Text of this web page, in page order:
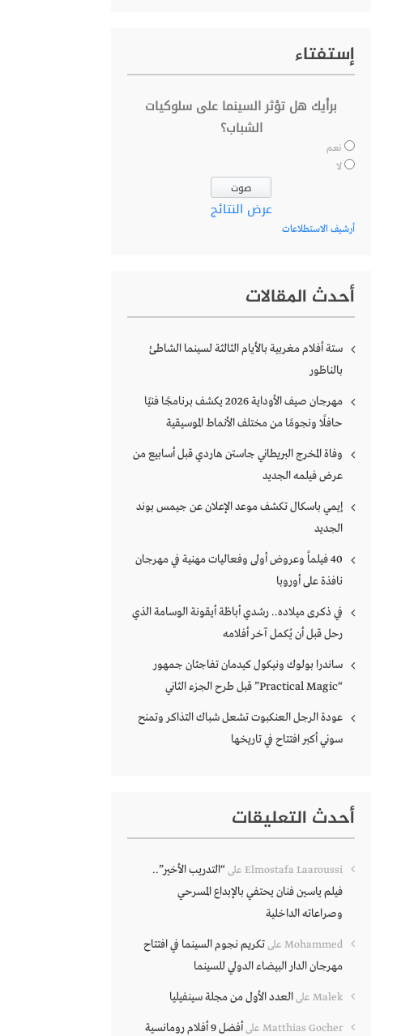
إستفتاء
برأيك هل تؤثر السينما على سلوكيات
الشباب؟
نعم
لا
عرض النتائج
أرشيف الاستطلاعات
أحدث المقالات
ستة أفلام مغربية بالأيام الثالثة لسينما الشاطئ
بالناظور
مهرجان صيف الأوداية 2026 يكشف برنامجًا فنيًا
حافلًا ونجومًا من مختلف الأنماط الموسيقية
وفاة المخرج البريطاني جاستن هاردي قبل أسابيع من
عرض فيلمه الجديد
إيمي باسكال تكشف موعد الإعلان عن جيمس بوند
الجديد
40 فيلماً وعروض أولى وفعاليات مهنية في مهرجان
نافذة على أوروبا
في ذكرى ميلاده.. رشدي أباظة أيقونة الوسامة الذي
رحل قبل أن يُكمل آخر أفلامه
ساندرا بولوك ونيكول كيدمان تفاجئان جمهور
“Practical Magic” قبل طرح الجزء الثاني
عودة الرجل العنكبوت تشعل شباك التذاكر وتمنح
سوني أكبر افتتاح في تاريخها
أحدث التعليقات
Elmostafa Laaroussi على“التدريب الأخير”..
فيلم ياسين فنان يحتفي بالإبداع المسرحي
وصراعاته الداخلية
Mohammed علىتكريم نجوم السينما في افتتاح
مهرجان الدار البيضاء الدولي للسينما
Malek علىالعدد الأول من مجلة سينفيليا
Matthias Gocher على
أفضل 9 أفلام رومانسية